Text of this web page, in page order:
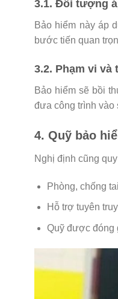
3.1. Đối tượng
Bảo hiểm này áp
bước tiến quan
3.2. Phạm vi và
Bảo hiểm sẽ bồi
đưa công trình vào
4. Quỹ bảo
Nghị định cũng
Phòng, chống
Hỗ trợ tuyên
Quỹ được đóng